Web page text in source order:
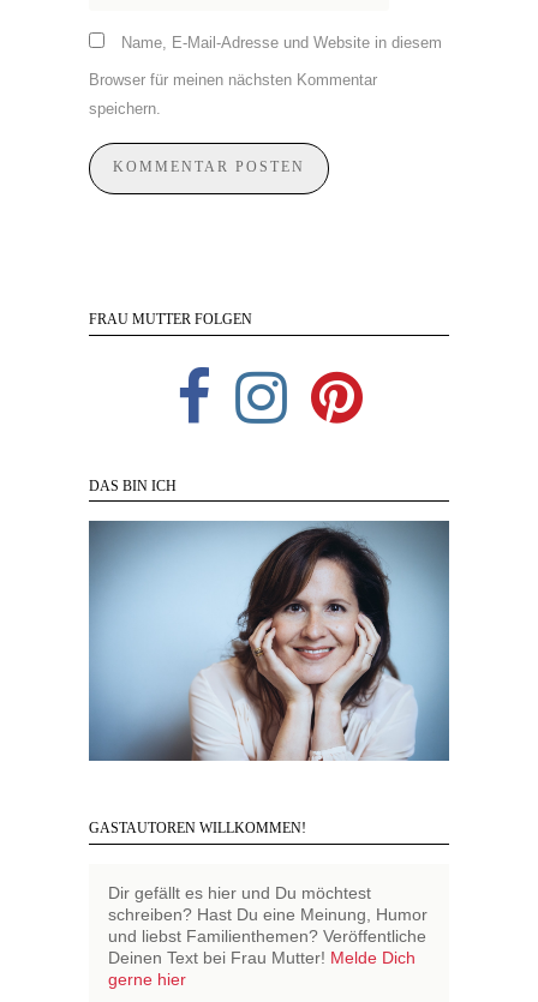
Name, E-Mail-Adresse und Website in diesem
Browser für meinen nächsten Kommentar
speichern.
FRAU MUTTER FOLGEN
DAS BIN ICH
GASTAUTOREN WILLKOMMEN!
Dir gefällt es hier und Du möchtest
schreiben? Hast Du eine Meinung, Humor
und liebst Familienthemen? Veröffentliche
Deinen Text bei Frau Mutter! Melde Dich
gerne hier